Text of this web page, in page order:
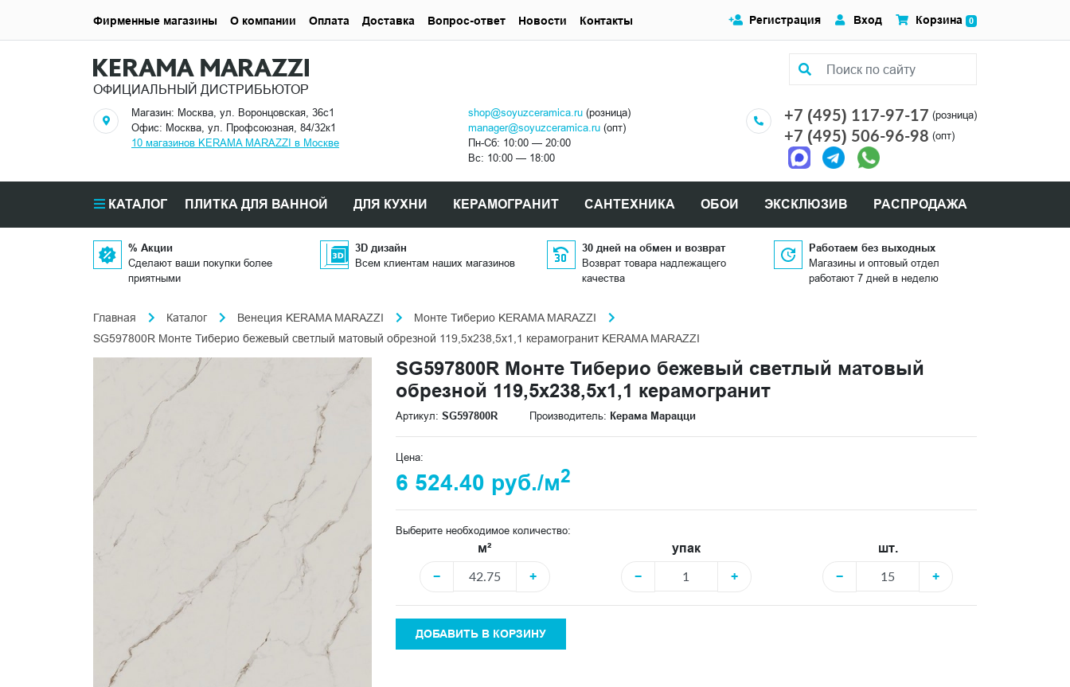
ОФИЦИАЛЬНЫЙ ДИСТРИБЬЮТОР
Магазин: Москва, ул. Воронцовская, 36с1
Офис: Москва, ул. Профсоюзная, 84/32к1
10 магазинов KERAMA MARAZZI в Москве
shop@soyuzceramica.ru(розница)
manager@soyuzceramica.ru(опт)
Пн-Сб: 10:00 — 20:00
Вс: 10:00 — 18:00
+7 (495) 117-97-17 (розница)
+7 (495) 506-96-98 (опт)
Регистрация Вход Корзина 0
Фирменные магазины О компании Оплата Доставка Вопрос-ответ Новости Контакты
КАТАЛОГ ПЛИТКА ДЛЯ ВАННОЙ ДЛЯ КУХНИ КЕРАМОГРАНИТ САНТЕХНИКА ОБОИ ЭКСКЛЮЗИВ РАСПРОДАЖА
% Акции
Сделают ваши покупки более
приятными
3D дизайн
Всем клиентам наших магазинов
30 дней на обмен и возврат
Возврат товара надлежащего
качества
Работаем без выходных
Магазины и оптовый отдел
работают 7 дней в неделю
Главная Каталог Венеция KERAMA MARAZZI
Монте Тиберио KERAMA MARAZZI
SG597800R Монте Тиберио бежевый светлый матовый обрезной 119,5x238,5x1,1 керамогранит KERAMA MARAZZI
SG597800R Монте Тиберио бежевый светлый матовый
обрезной 119,5x238,5x1,1 керамогранит
Артикул: SG597800R Производитель: Керама Марацци
Цена:
6 524.40 руб./м2
Выберите необходимое количество:
м²
−
+
упак
−
+
шт.
−
+
ДОБАВИТЬ В КОРЗИНУ